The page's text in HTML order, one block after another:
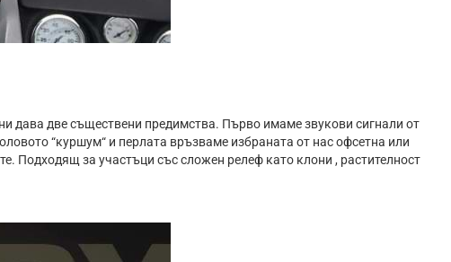
дава две съществени предимства. Първо имаме звукови сигнали от
“куршум“ и перлата връзваме избраната от нас офсетна или
Подходящ за участъци със сложен релеф като клони , растителност